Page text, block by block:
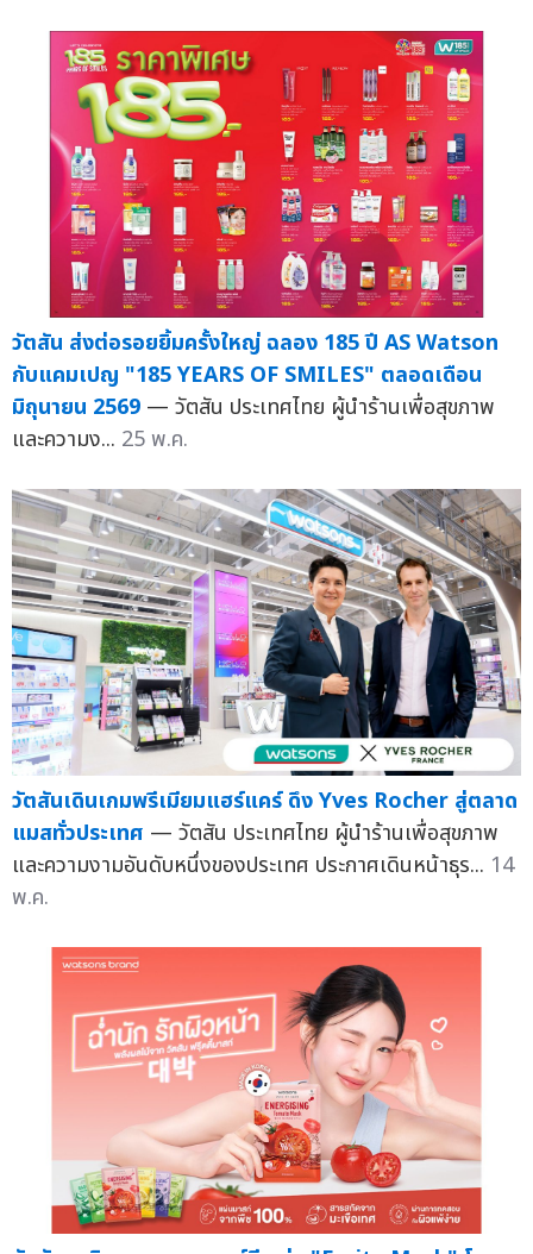
วัตสัน ส่งต่อรอยยิ้มครั้งใหญ่ ฉลอง 185 ปี AS Watson
กับแคมเปญ "185 YEARS OF SMILES" ตลอดเดือน
มิถุนายน 2569 — วัตสัน ประเทศไทย ผู้นำร้านเพื่อสุขภาพ
และความง... 25 พ.ค.
วัตสันเดินเกมพรีเมียมแฮร์แคร์ ดึง Yves Rocher สู่ตลาด
แมสทั่วประเทศ — วัตสัน ประเทศไทย ผู้นำร้านเพื่อสุขภาพ
และความงามอันดับหนึ่งของประเทศ ประกาศเดินหน้าธุร... 14
พ.ค.